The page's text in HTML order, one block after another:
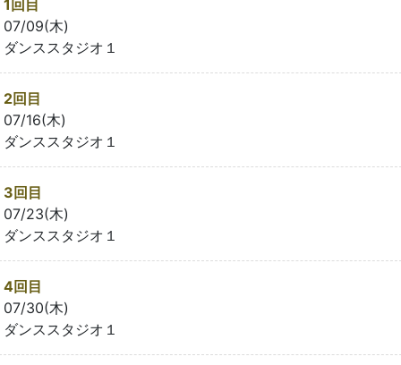
1回目
07/09(木)
ダンススタジオ１
2回目
07/16(木)
ダンススタジオ１
3回目
07/23(木)
ダンススタジオ１
4回目
07/30(木)
ダンススタジオ１